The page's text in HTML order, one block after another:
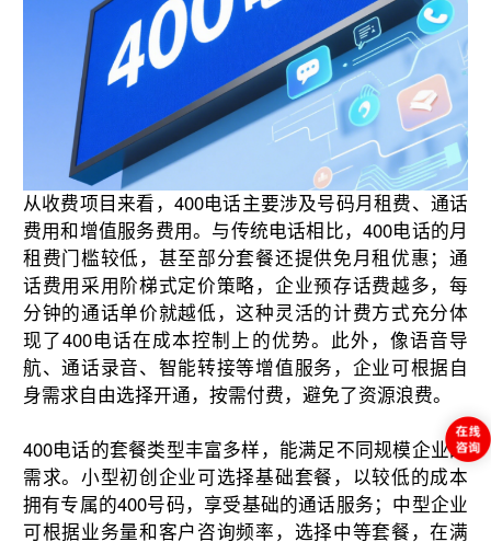
从收费项目来看，400电话主要涉及号码月租费、通话
费用和增值服务费用。与传统电话相比，400电话的月
租费门槛较低，甚至部分套餐还提供免月租优惠；通
话费用采用阶梯式定价策略，企业预存话费越多，每
分钟的通话单价就越低，这种灵活的计费方式充分体
现了400电话在成本控制上的优势。此外，像语音导
航、通话录音、智能转接等增值服务，企业可根据自
身需求自由选择开通，按需付费，避免了资源浪费。
400电话的套餐类型丰富多样，能满足不同规模企业的
需求。小型初创企业可选择基础套餐，以较低的成本
拥有专属的400号码，享受基础的通话服务；中型企业
可根据业务量和客户咨询频率，选择中等套餐，在满